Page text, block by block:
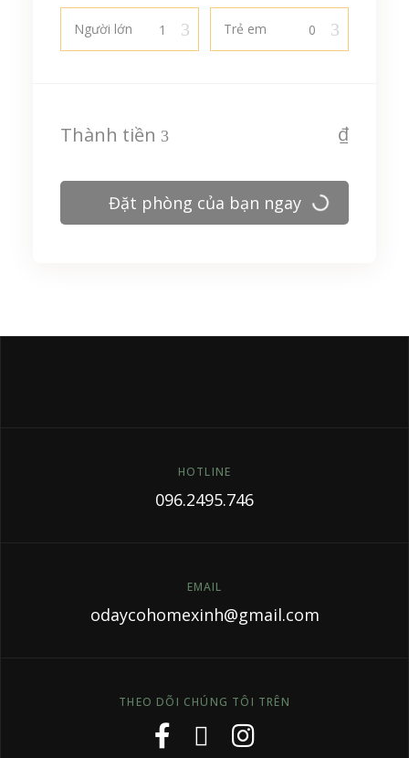
Người lớn Trẻ em
Thành tiền ₫
Đặt phòng của bạn ngay
HOTLINE
096.2495.746
EMAIL
odaycohomexinh@gmail.com
THEO DÕI CHÚNG TÔI TRÊN